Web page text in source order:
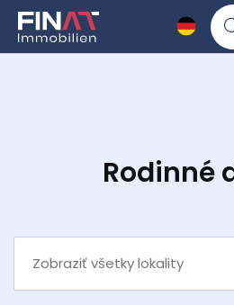
Rodinné